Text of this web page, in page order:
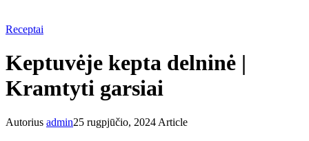
Receptai
Keptuvėje kepta delninė |
Kramtyti garsiai
Autorius admin25 rugpjūčio, 2024 Article